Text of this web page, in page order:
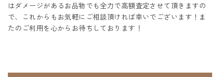
はダメージがあるお品物でも全力で高額査定させて頂きますの
で、これからもお気軽にご相談頂ければ幸いでございます！ま
たのご利用を心からお待ちしております！